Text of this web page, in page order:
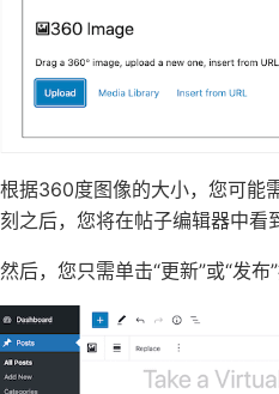
根据360度图像的大小，您可能
刻之后，您将在帖子编辑器中看
然后，您只需单击“更新”或“发布